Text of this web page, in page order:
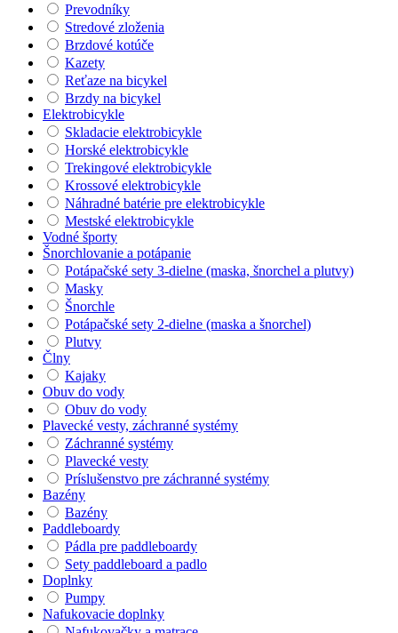
Prevodníky
Stredové zloženia
Brzdové kotúče
Kazety
Reťaze na bicykel
Brzdy na bicykel
Elektrobicykle
Skladacie elektrobicykle
Horské elektrobicykle
Trekingové elektrobicykle
Krossové elektrobicykle
Náhradné batérie pre elektrobicykle
Mestské elektrobicykle
Vodné športy
Šnorchlovanie a potápanie
Potápačské sety 3-dielne (maska, šnorchel a plutvy)
Masky
Šnorchle
Potápačské sety 2-dielne (maska a šnorchel)
Plutvy
Člny
Kajaky
Obuv do vody
Obuv do vody
Plavecké vesty, záchranné systémy
Záchranné systémy
Plavecké vesty
Príslušenstvo pre záchranné systémy
Bazény
Bazény
Paddleboardy
Pádla pre paddleboardy
Sety paddleboard a padlo
Doplnky
Pumpy
Nafukovacie doplnky